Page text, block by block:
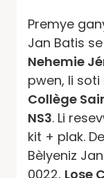
Premye
Jan Batis
Nehemie
pwen, li soti
Collège
NS3. Li
kit + plak.
Bèlyeniz
0022, Lose